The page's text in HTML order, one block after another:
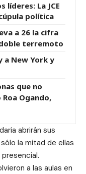
líderes: La JCE
política
a 26 la cifra
terremoto
a New York y
que no
Ogando,
abrirán sus
la mitad de ellas
a las aulas en